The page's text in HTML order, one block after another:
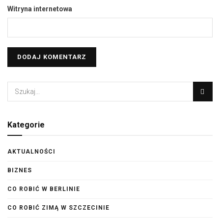
Witryna internetowa
Kategorie
AKTUALNOŚCI
BIZNES
CO ROBIĆ W BERLINIE
CO ROBIĆ ZIMĄ W SZCZECINIE